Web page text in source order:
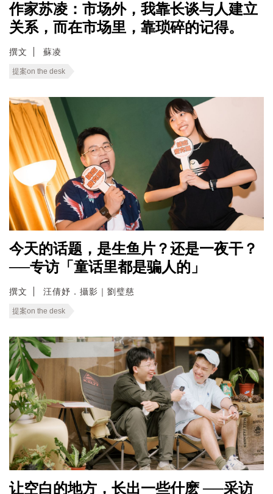
作家苏凌：市场外，我靠长谈与人建立
关系，而在市场里，靠琐碎的记得。
撰文 蘇凌
提案on the desk
今天的话题，是生鱼片？还是一夜干？
──专访「童话里都是骗人的」
撰文 汪倩妤．攝影｜劉璧慈
提案on the desk
让空白的地方，长出一些什麽 ──采访